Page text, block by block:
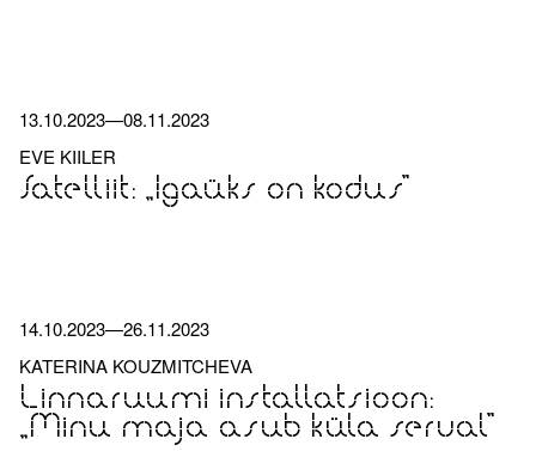
13.10.2023—08.11.2023
EVE KIILER
Satelliit: „Igaüks on kodus”
14.10.2023—26.11.2023
KATERINA KOUZMITCHEVA
Linnaruumi installatsioon:
„Minu maja asub küla serval”